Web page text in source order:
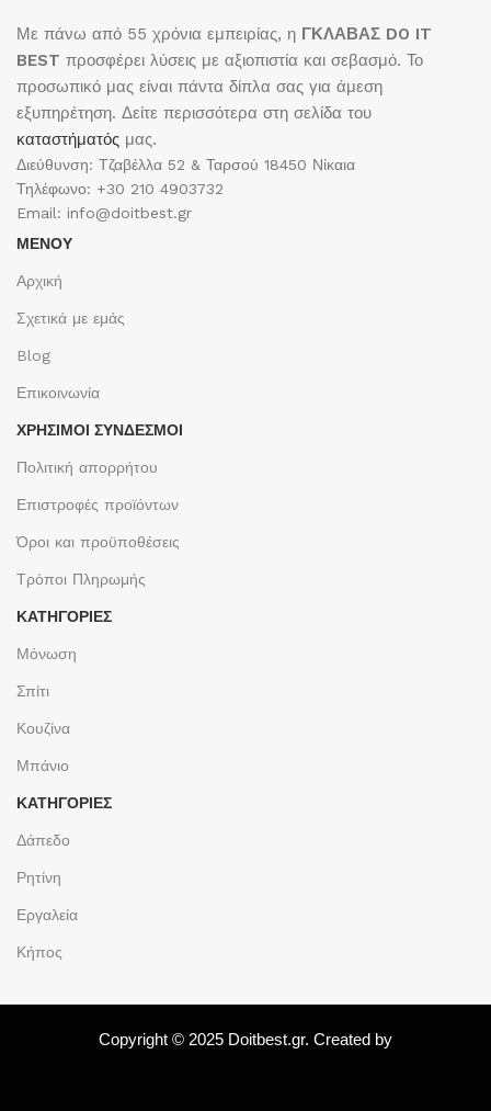
Με πάνω από 55 χρόνια εμπειρίας, η ΓΚΛΑΒΑΣ DO IT
BEST προσφέρει λύσεις με αξιοπιστία και σεβασμό. Το
προσωπικό μας είναι πάντα δίπλα σας για άμεση
εξυπηρέτηση. Δείτε περισσότερα στη σελίδα του
καταστήματός μας.
Διεύθυνση: Τζαβέλλα 52 & Ταρσού 18450 Νίκαια
Τηλέφωνο: +30 210 4903732
Email: info@doitbest.gr
ΜΕΝΟΥ
Αρχική
Σχετικά με εμάς
Blog
Επικοινωνία
ΧΡΉΣΙΜΟΙ ΣΎΝΔΕΣΜΟΙ
Πολιτική απορρήτου
Επιστροφές προϊόντων
Όροι και προϋποθέσεις
Τρόποι Πληρωμής
ΚΑΤΗΓΟΡΙΕΣ
Μόνωση
Σπίτι
Κουζίνα
Μπάνιο
ΚΑΤΗΓΟΡΙΕΣ
Δάπεδο
Ρητίνη
Εργαλεία
Κήπος
Copyright © 2025 Doitbest.gr. Created by